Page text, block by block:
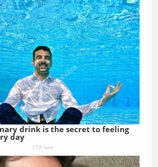
drink is the secret to feeling
day
CTA love